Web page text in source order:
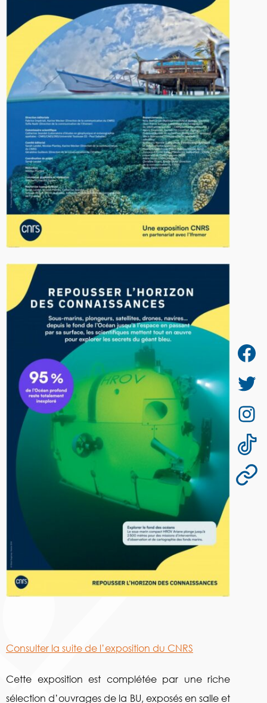
Consulter la suite de l’exposition du CNRS
Cette exposition est complétée par une riche
sélection d’ouvrages de la BU, exposés en salle et